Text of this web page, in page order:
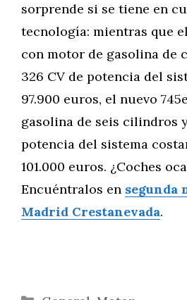
sorprende si se tiene en
tecnología: mientras que
con motor de gasolina de
326 CV de potencia del
97.900 euros, el nuevo
gasolina de seis cilindros
potencia del sistema
101.000 euros. ¿Coches
Encuéntralos en segunda
Madrid Crestanevada.